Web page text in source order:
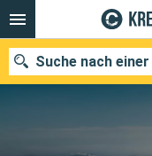
Suche nach